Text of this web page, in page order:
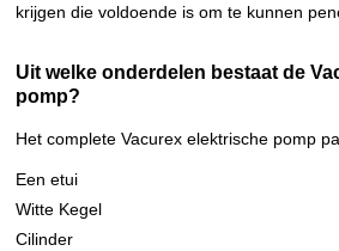
krijgen die voldoende is om te kunnen
Uit welke onderdelen bestaat de
pomp?
Het complete Vacurex elektrische pomp
Een etui
Witte Kegel
Cilinder